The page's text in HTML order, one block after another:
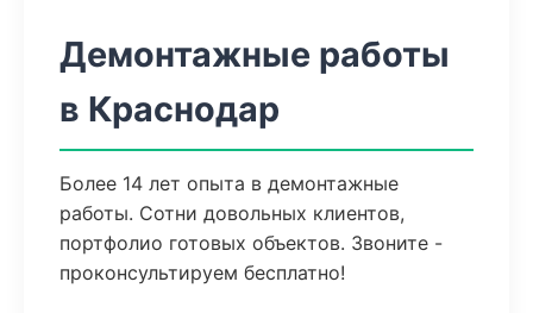
Демонтажные работы
в Краснодар
Более 14 лет опыта в демонтажные
работы. Сотни довольных клиентов,
портфолио готовых объектов. Звоните -
проконсультируем бесплатно!